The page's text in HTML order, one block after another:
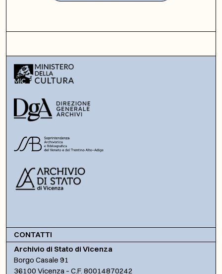
CONTATTI
Archivio di Stato di Vicenza
Borgo Casale 91
36100 Vicenza – C.F. 80014870242